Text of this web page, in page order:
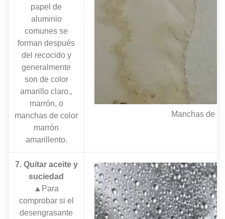
papel de
aluminio
comunes se
forman después
del recocido y
generalmente
son de color
amarillo claro.,
marrón, o
manchas de color
marrón
amarillento.
Manchas de
7. Quitar aceite y
suciedad
▲Para
comprobar si el
desengrasante